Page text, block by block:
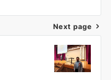
Next page